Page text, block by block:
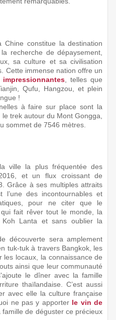
Chine constitue la destination
recherche de dépaysement,
sa culture et sa civilisation
Cette immense nation offre un
, telles que
Qufu, Hangzou, et plein
!
à faire sur place sont la
trek autour du Mont Gongga,
sommet de 7546 mètres.
ville la plus fréquentée des
et un flux croissant de
Grâce à ses multiples attraits
l’une des incontournables et
pour ne citer que le
fait rêver tout le monde, la
Koh Lanta et sans oublier la
découverte sera amplement
tuk-tuk à travers Bangkok, les
locaux, la connaissance de
ainsi que leur communauté
le dîner avec la famille
thaïlandaise. C’est aussi
avec elle la culture française
ne pas y apporter le vin de
de déguster ce précieux